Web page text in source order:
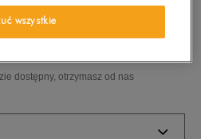
dostępny, otrzymasz od nas
wszystkie